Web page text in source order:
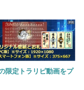
限定トラリピ動画をプ